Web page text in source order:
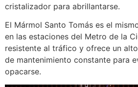
cristalizador para abrillantarse.
El Mármol Santo Tomás es el
en las estaciones del Metro de la
resistente al tráfico y ofrece un
de mantenimiento constante para
opacarse.